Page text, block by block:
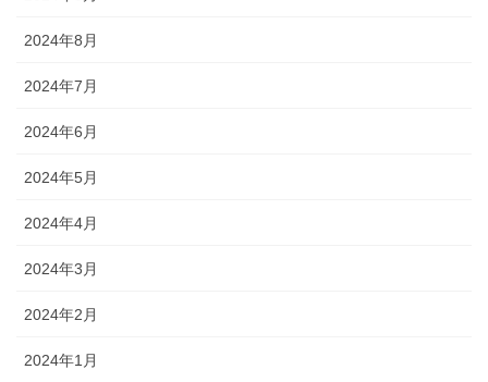
2024年8月
2024年7月
2024年6月
2024年5月
2024年4月
2024年3月
2024年2月
2024年1月